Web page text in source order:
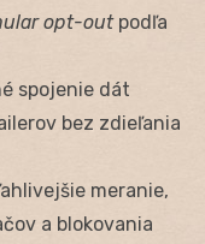
opt-outpodľa
spojenie dát
bez zdieľania
meranie,
a blokovania